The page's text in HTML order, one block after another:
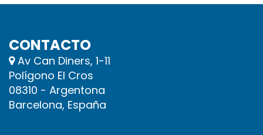
CONTACTO
Av Can Diners, 1-11
Polígono El Cros
08310 - Argentona
Barcelona, España